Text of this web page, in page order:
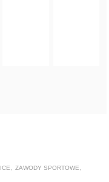
ZAWODY SPORTOWE